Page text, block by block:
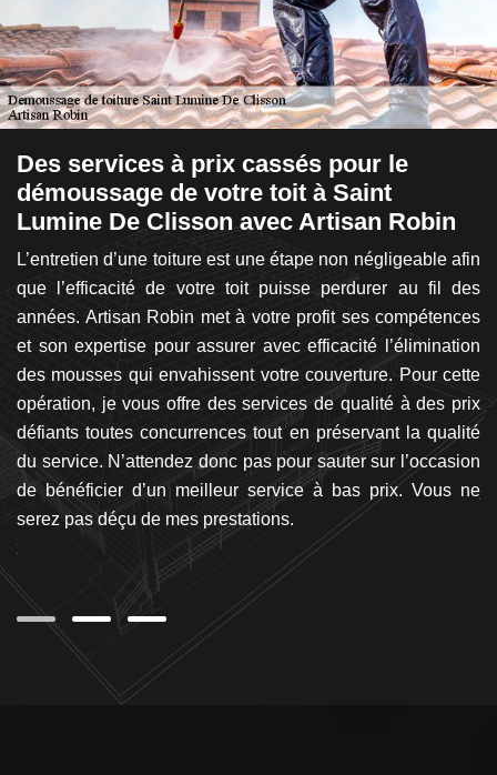
Des services à prix cassés pour le
démoussage de votre toit à Saint
Lumine De Clisson avec Artisan Robin
L’entretien d’une toiture est une étape non négligeable afin
que l’efficacité de votre toit puisse perdurer au fil des
années. Artisan Robin met à votre profit ses compétences
et son expertise pour assurer avec efficacité l’élimination
des mousses qui envahissent votre couverture. Pour cette
opération, je vous offre des services de qualité à des prix
défiants toutes concurrences tout en préservant la qualité
du service. N’attendez donc pas pour sauter sur l’occasion
de bénéficier d’un meilleur service à bas prix. Vous ne
serez pas déçu de mes prestations.